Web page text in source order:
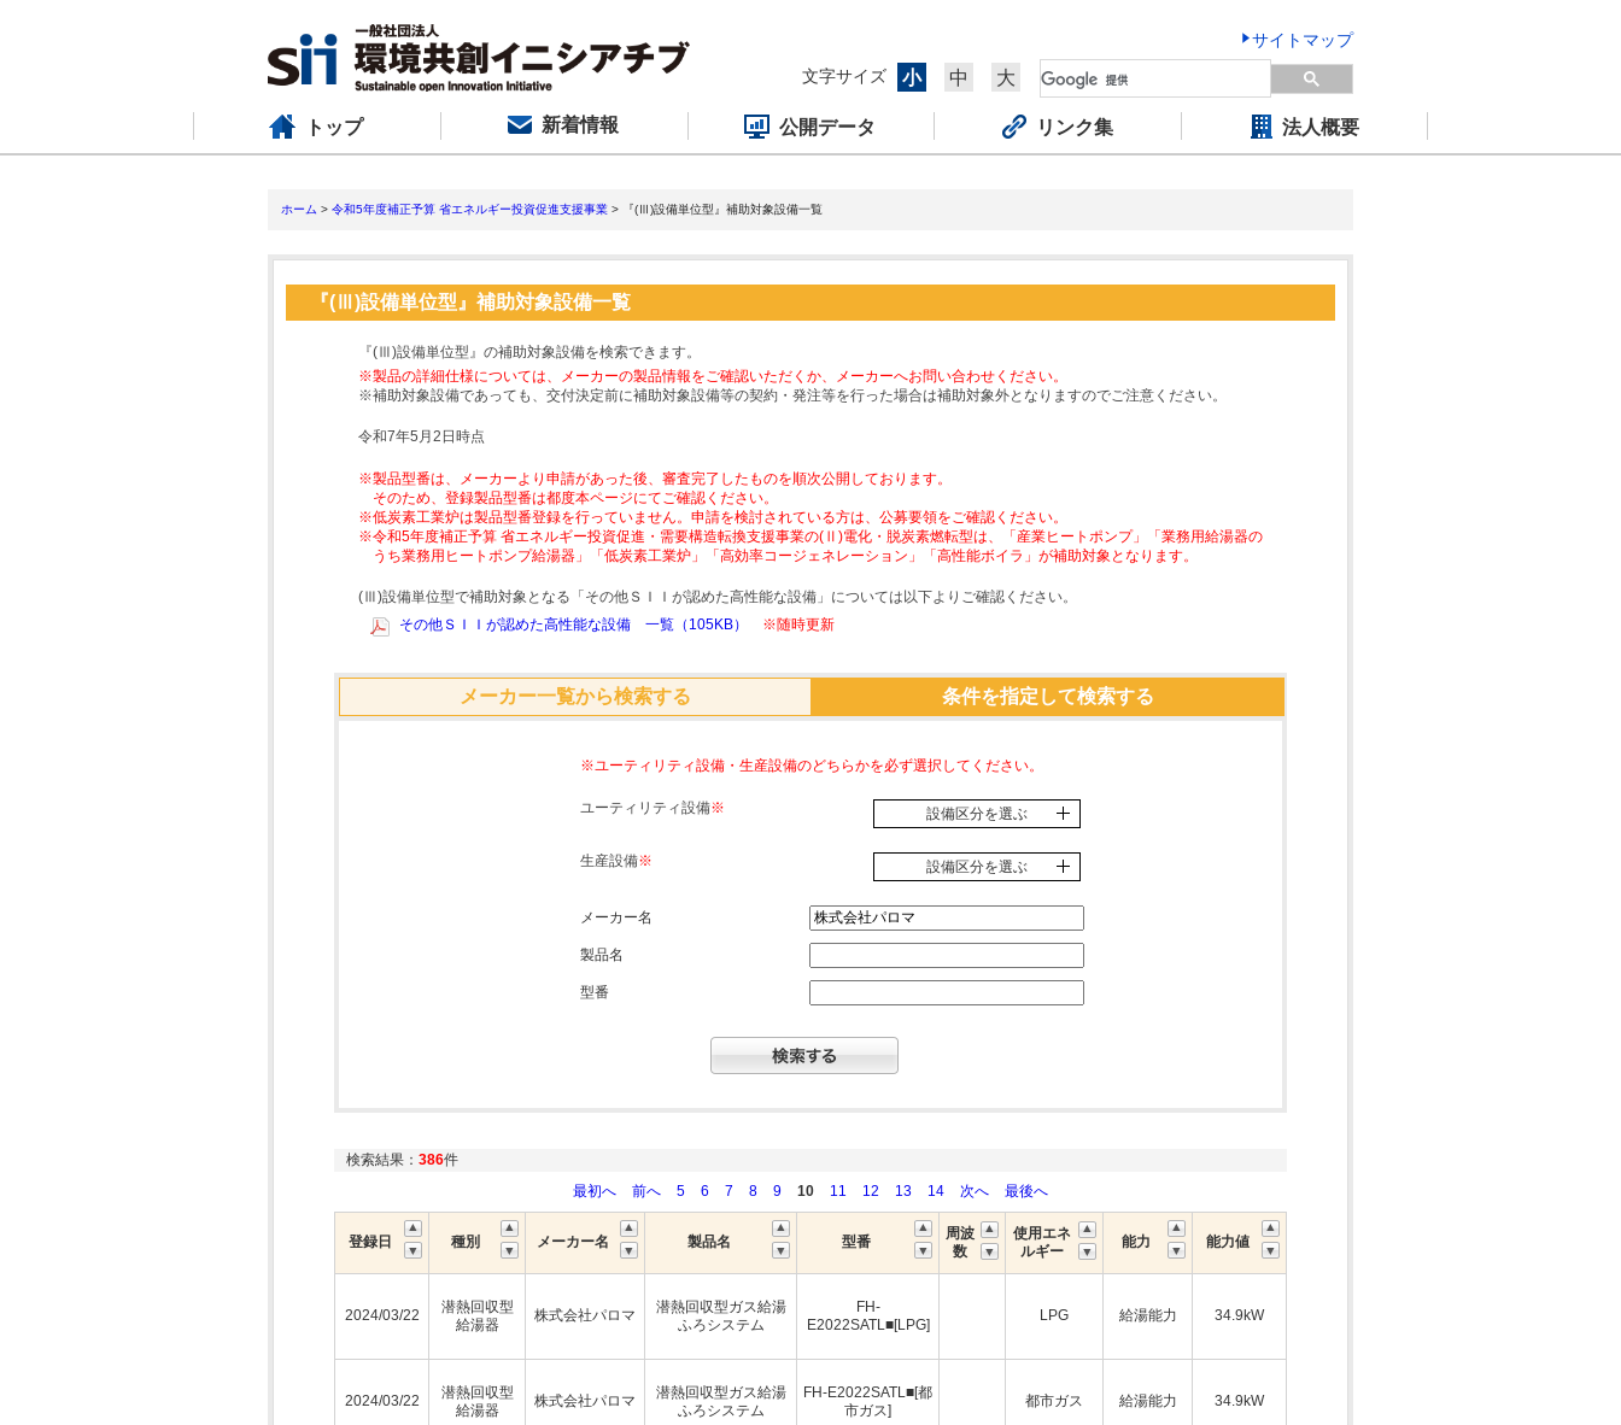
サイトマップ
文字サイズ
小 中 大
トップ 新着情報 公開データ リンク集 法人概要
ホーム > 令和5年度補正予算 省エネルギー投資促進支援事業 > 『(Ⅲ)設備単位型』補助対象設備一覧
『(Ⅲ)設備単位型』補助対象設備一覧
『(Ⅲ)設備単位型』の補助対象設備を検索できます。
※製品の詳細仕様については、メーカーの製品情報をご確認いただくか、メーカーへお問い合わせください。
※補助対象設備であっても、交付決定前に補助対象設備等の契約・発注等を行った場合は補助対象外となりますのでご注意ください。
令和7年5月2日時点
※製品型番は、メーカーより申請があった後、審査完了したものを順次公開しております。
そのため、登録製品型番は都度本ページにてご確認ください。
※低炭素工業炉は製品型番登録を行っていません。申請を検討されている方は、公募要領をご確認ください。
※令和5年度補正予算 省エネルギー投資促進・需要構造転換支援事業の(Ⅱ)電化・脱炭素燃転型は、「産業ヒートポンプ」「業務用給湯器の
うち業務用ヒートポンプ給湯器」「低炭素工業炉」「高効率コージェネレーション」「高性能ボイラ」が補助対象となります。
(Ⅲ)設備単位型で補助対象となる「その他ＳＩＩが認めた高性能な設備」については以下よりご確認ください。
その他ＳＩＩが認めた高性能な設備 一覧（105KB）
※随時更新
メーカー一覧から検索する 条件を指定して検索する
※ユーティリティ設備・生産設備のどちらかを必ず選択してください。
ユーティリティ設備※ 設備区分を選ぶ
生産設備※ 設備区分を選ぶ
メーカー名
製品名
型番
検索結果： 386件
最初へ
前へ 5 6 7 8 9 10 11 12 13 14 次へ 最後へ
登録日 種別 メーカー名 製品名 型番
周波
数
使用エネ
ルギー
能力 能力値
2024/03/22
潜熱回収型
給湯器
株式会社パロマ
潜熱回収型ガス給湯
ふろシステム
FH-
E2022SATL■[LPG]
LPG 給湯能力 34.9kW
2024/03/22
潜熱回収型
給湯器
株式会社パロマ
潜熱回収型ガス給湯
ふろシステム
FH-E2022SATL■[都
市ガス]
都市ガス 給湯能力 34.9kW